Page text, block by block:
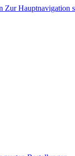
Zur Hauptnavigation